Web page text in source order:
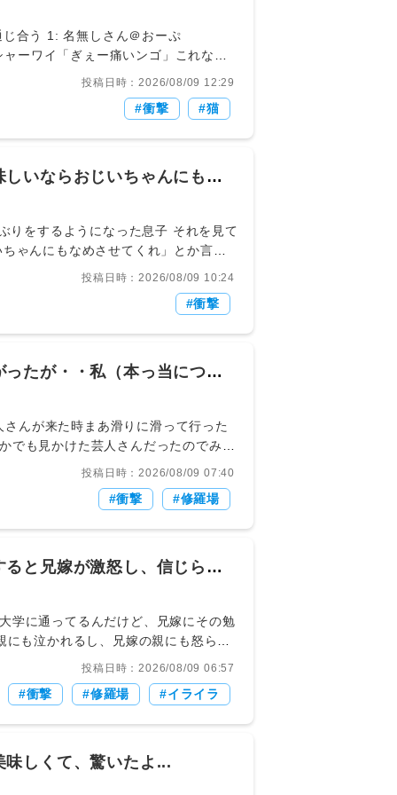
おーぷ
ーワイ「ぎぇー痛いンゴ」これなん
投稿日時：2026/08/09 12:29
衝撃 猫
いならおじいちゃんにも舐
投稿日時：2026/08/09 10:24
衝撃
たが・・私（本っ当につま
も見かけた芸人さんだったのでみん
投稿日時：2026/08/09 07:40
衝撃 修羅場
と兄嫁が激怒し、信じられ
に通ってるんだけど、兄嫁にその勉
も泣かれるし、兄嫁の親にも怒られ
ＯＭＥ 2013/10/02(水)
投稿日時：2026/08/09 06:57
衝撃 修羅場 イライラ
しくて、驚いたよ...